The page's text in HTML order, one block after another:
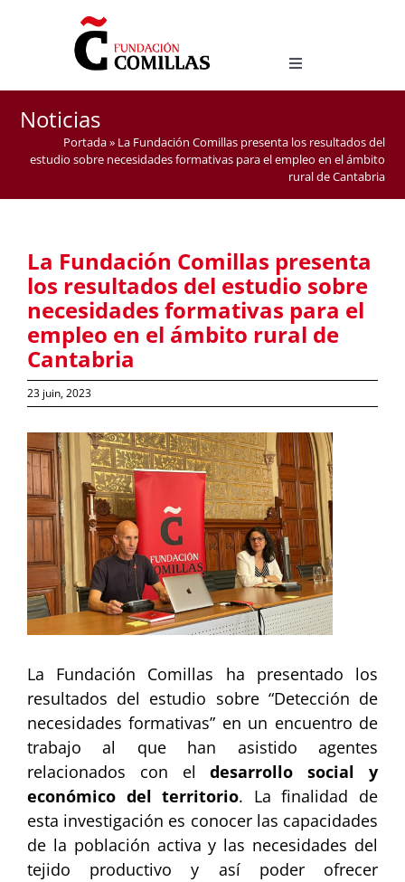
Toggle
Navigation
MASTER D’ENSEIGNEMENT DE L’ESPAGNOL COMME
LANGUE ÉTRANGÈRE
Noticias
Portada» La Fundación Comillas presenta los resultados del
estudio sobre necesidades formativas para el empleo en el ámbito
rural de Cantabria
La Fundación Comillas presenta
los resultados del estudio sobre
necesidades formativas para el
empleo en el ámbito rural de
Cantabria
23 juin, 2023
View
Larger
Image
La Fundación Comillas ha presentado los
resultados del estudio sobre “Detección de
necesidades formativas” en un encuentro de
trabajo al que han asistido agentes
relacionados con eldesarrollo social y
económico del territorio. La finalidad de
esta investigación es conocer las capacidades
de la población activa y las necesidades del
tejido productivo y así poder ofrecer